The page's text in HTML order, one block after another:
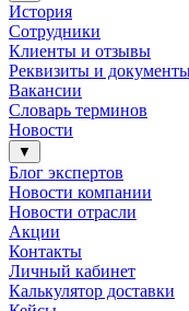
История
Сотрудники
Клиенты и отзывы
Реквизиты и
Вакансии
Словарь терминов
Новости
▼
Блог экспертов
Новости компании
Новости отрасли
Акции
Контакты
Личный кабинет
Калькулятор доставки